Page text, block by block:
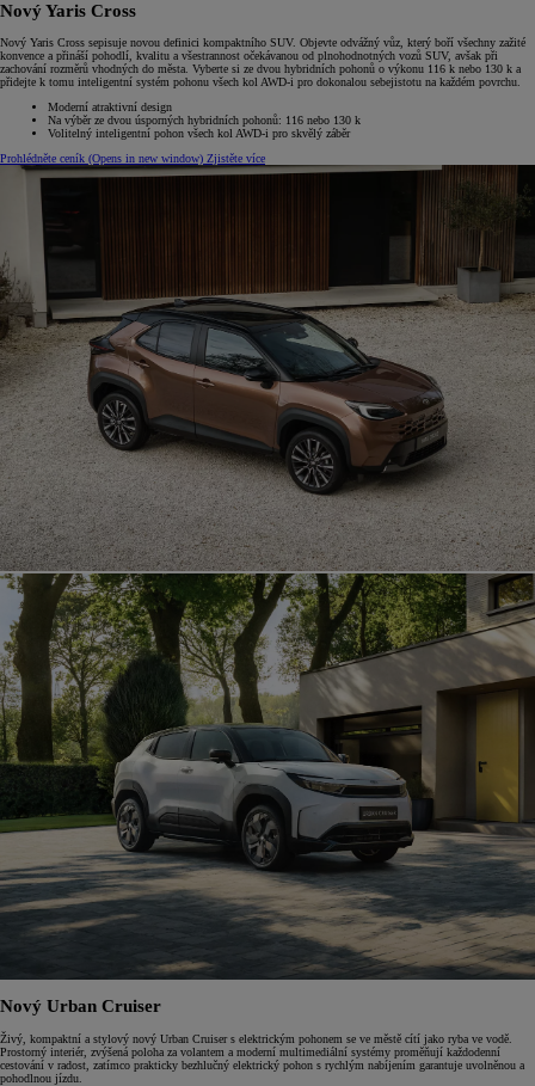
Nový Yaris Cross
Nový Yaris Cross sepisuje novou definici kompaktního SUV. Objevte odvážný vůz, který boří všechny zažité
konvence a přináší pohodlí, kvalitu a všestrannost očekávanou od plnohodnotných vozů SUV, avšak při
zachování rozměrů vhodných do města. Vyberte si ze dvou hybridních pohonů o výkonu 116 k nebo 130 k a
přidejte k tomu inteligentní systém pohonu všech kol AWD-i pro dokonalou sebejistotu na každém povrchu.
Moderní atraktivní design
Na výběr ze dvou úsporných hybridních pohonů: 116 nebo 130 k
Volitelný inteligentní pohon všech kol AWD-i pro skvělý záběr
Prohlédněte ceník (Opens in new window) Zjistěte více
Nový Urban Cruiser
Živý, kompaktní a stylový nový Urban Cruiser s elektrickým pohonem se ve městě cítí jako ryba ve vodě.
Prostorný interiér, zvýšená poloha za volantem a moderní multimediální systémy proměňují každodenní
cestování v radost, zatímco prakticky bezhlučný elektrický pohon s rychlým nabíjením garantuje uvolněnou a
pohodlnou jízdu.